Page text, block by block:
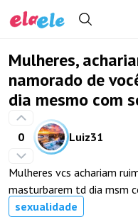
Mulheres,
namorado de
dia mesmo com
0 Luiz31
Mulheres vcs achariam
masturbarem td dia msm
sexualidade